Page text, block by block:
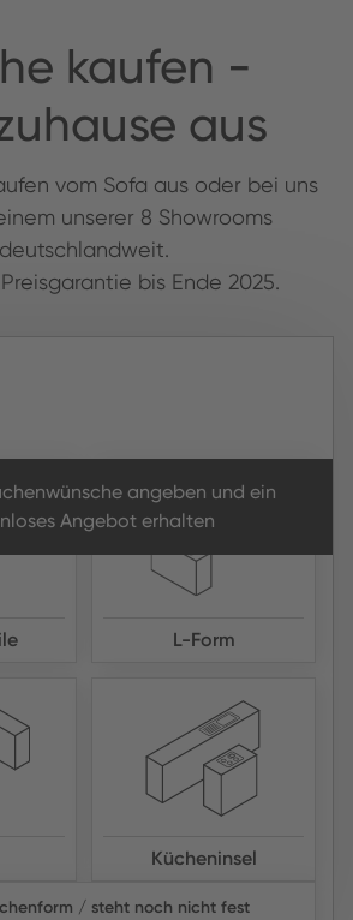
kaufen -
aus
vom Sofa aus oder bei uns
unserer 8 Showrooms
deutschlandweit.
Preisgarantie bis Ende 2025.
angeben und ein
Angebot erhalten
L-Form
Kücheninsel
/ steht noch nicht fest